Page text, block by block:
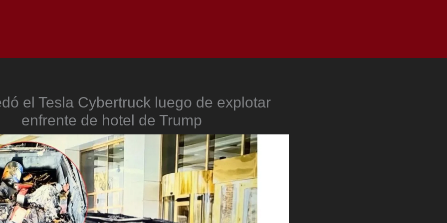
el Tesla Cybertruck luego de explotar
enfrente de hotel de Trump